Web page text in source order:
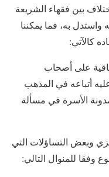
بين فقهاء الشريعة
به، فما يمكننا
كالآتي:
على أصحاب
أتباعه في المذهب
الأسرة في مسألة
وبعض التساؤلات التي
وفقا للمنوال التالي: